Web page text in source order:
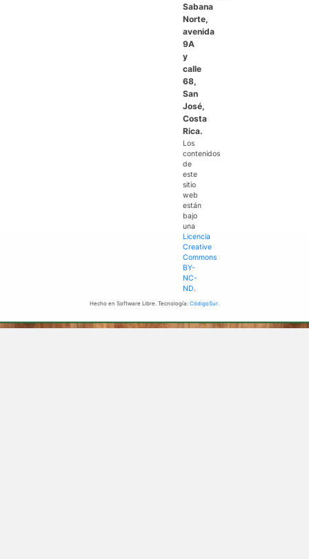
Sabana
Norte,
avenida
9A
y
calle
68,
San
José,
Costa
Rica.
Los
contenidos
de
este
sitio
web
están
bajo
una
Licencia
Creative
Commons
BY-
NC-
ND.
Hecho en Software Libre. Tecnología: CódigoSur